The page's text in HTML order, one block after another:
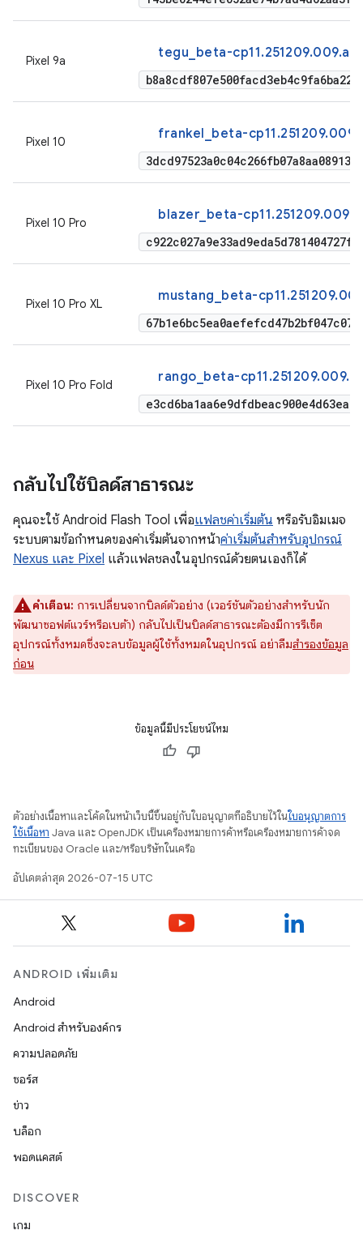
Pixel 9a tegu_beta-
Pixel 10 frankel_beta-
Pixel 10 Pro blazer_beta-
Pixel 10 Pro XL mustang_beta-
Pixel 10 Pro Fold rango_beta-
กลับไปใช้บิลด์สาธารณะ
คุณจะใช้ Android Flash Tool เพื่อแฟลชค่าเริ่มต้น หรือรับอิมเมจ
ระบบตามข้อกำหนดของค่าเริ่มต้นจากหน้าค่าเริ่มต้นสำหรับอุปกรณ์
Nexus และ Pixel แล้วแฟลชลงในอุปกรณ์ด้วยตนเองก็ได้
คำเตือน: การเปลี่ยนจากบิลด์ตัวอย่าง (เวอร์ชันตัวอย่างสำหรับนัก
พัฒนาซอฟต์แวร์หรือเบต้า) กลับไปเป็นบิลด์สาธารณะต้องมีการรีเซ็ต
อุปกรณ์ทั้งหมดซึ่งจะลบข้อมูลผู้ใช้ทั้งหมดในอุปกรณ์ อย่าลืมสำรองข้อมูล
ก่อน
ข้อมูลนี้มีประโยชน์ไหม
ตัวอย่างเนื้อหาและโค้ดในหน้าเว็บนี้ขึ้นอยู่กับใบอนุญาตที่อธิบายไว้ในใบอนุญาตการ
ใช้เนื้อหา Java และ OpenJDK เป็นเครื่องหมายการค้าหรือเครื่องหมายการค้าจด
ทะเบียนของ Oracle และ/หรือบริษัทในเครือ
อัปเดตล่าสุด 2026-07-15 UTC
ANDROID เพิ่มเติม
Android
Android สำหรับองค์กร
ความปลอดภัย
ซอร์ส
ข่าว
บล็อก
พอดแคสต์
DISCOVER
เกม